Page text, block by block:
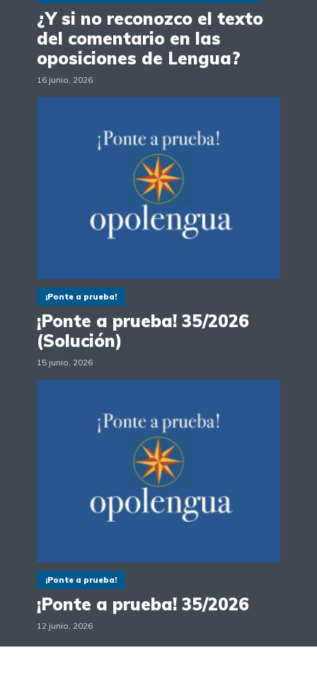
¿Y si no reconozco el texto
del comentario en las
oposiciones de Lengua?
16 junio, 2026
¡Ponte a prueba!
¡Ponte a prueba! 35/2026
(Solución)
15 junio, 2026
¡Ponte a prueba!
¡Ponte a prueba! 35/2026
12 junio, 2026